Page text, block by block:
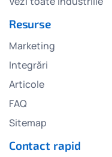
Resurse
Marketing
Integrări
Articole
FAQ
Sitemap
Contact rapid